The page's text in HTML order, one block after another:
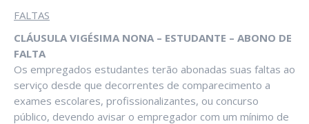
FALTAS
CLÁUSULA VIGÉSIMA NONA – ESTUDANTE – ABONO DE
FALTA
Os empregados estudantes terão abonadas suas faltas ao
serviço desde que decorrentes de comparecimento a
exames escolares, profissionalizantes, ou concurso
público, devendo avisar o empregador com um mínimo de